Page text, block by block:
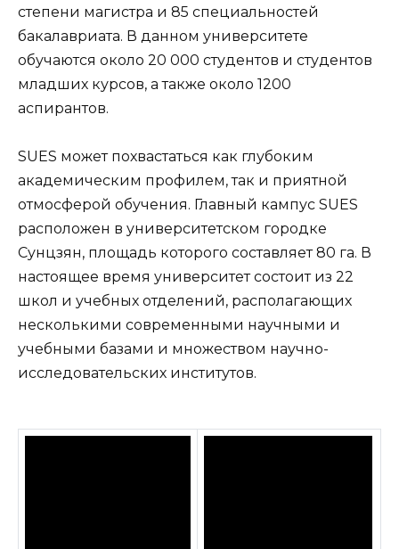
степени магистра и 85 специальностей
бакалавриата. В данном университете
обучаются около 20 000 студентов и студентов
младших курсов, а также около 1200
аспирантов.
SUES может похвастаться как глубоким
академическим профилем, так и приятной
отмосферой обучения. Главный кампус SUES
расположен в университетском городке
Сунцзян, площадь которого составляет 80 га. В
настоящее время университет состоит из 22
школ и учебных отделений, располагающих
несколькими современными научными и
учебными базами и множеством научно-
исследовательских институтов.